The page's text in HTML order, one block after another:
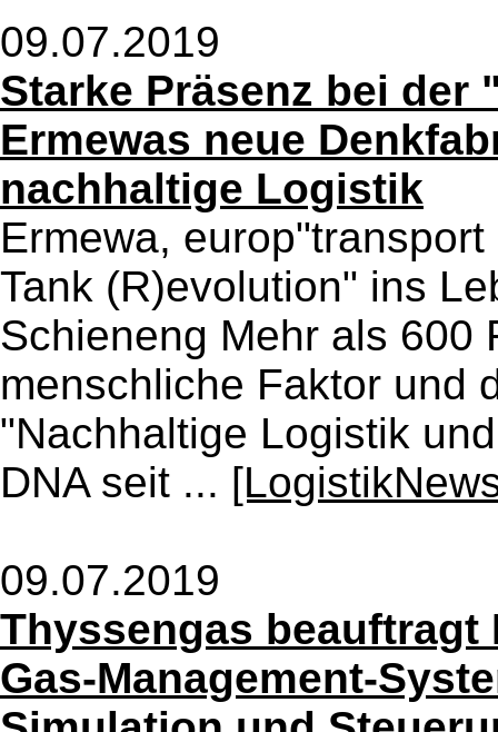
09.07.2019
Starke Präsenz bei
Ermewas neue
nachhaltige Logistik
Ermewa,
Tank (R)evolution" ins
Schieneng Mehr als 600
menschliche Faktor und
"Nachhaltige Logistik
DNA seit ...
09.07.2019
Thyssengas beauftragt
Gas-Management-